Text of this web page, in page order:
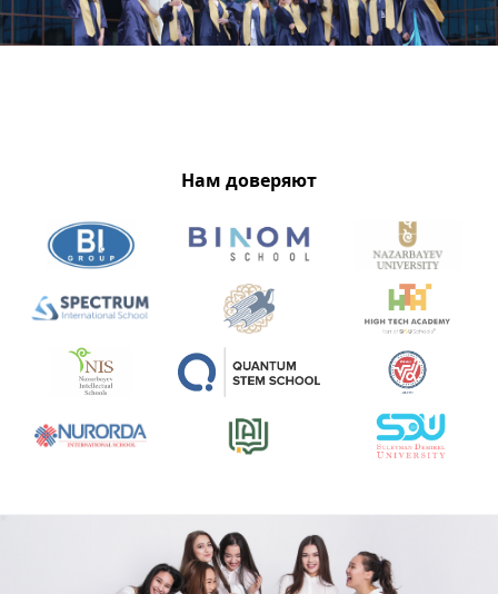
Нам доверяют